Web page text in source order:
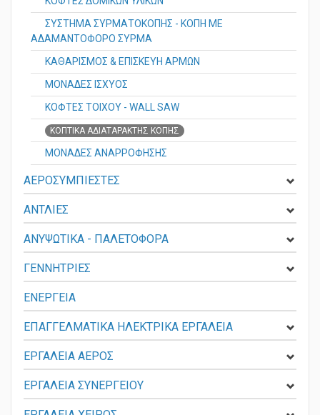
ΣΥΣΤΗΜΑ ΣΥΡΜΑΤΟΚΟΠΗΣ - ΚΟΠΗ ΜΕ
ΚΟΠΤΙΚΑ ΑΔΙΑΤΑΡΑΚΤΗΣ ΚΟΠΗΣ
ΑΕΡΟΣΥΜΠΙΕΣΤΕΣ
ΑΝΤΛΙΕΣ
ΑΝΥΨΩΤΙΚΑ - ΠΑΛΕΤΟΦΟΡΑ
ΓΕΝΝΗΤΡΙΕΣ
ΕΝΕΡΓΕΙΑ
ΕΠΑΓΓΕΛΜΑΤΙΚΑ ΗΛΕΚΤΡΙΚΑ ΕΡΓΑΛΕΙΑ
ΕΡΓΑΛΕΙΑ ΑΕΡΟΣ
ΕΡΓΑΛΕΙΑ ΣΥΝΕΡΓΕΙΟΥ